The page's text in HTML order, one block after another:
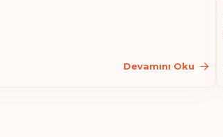
Devamını Oku